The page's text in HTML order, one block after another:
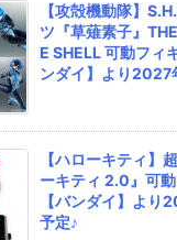
【攻殻機動隊】
ツ『草薙素子』
E SHELL 可動フィ
ンダイ】より2027
【ハローキティ】
ーキティ 2.0』可
【バンダイ】より
予定♪